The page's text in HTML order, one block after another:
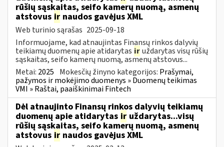
rūšių sąskaitas, seifo kamerų nuomą, asmenų
atstovus ir naudos gavėjus XML
Web turinio sąrašas 2025-09-18
Informuojame, kad atnaujintas Finansų rinkos dalyvių
teikiamų duomenų apie atidarytas iruždarytas visų rūšių
sąskaitas, seifo kamerų nuomą, asmenų atstovus...
Metai: 2025 Mokesčių žinyno kategorijos: Prašymai,
pažymos ir mokėjimo duomenys » Duomenų teikimas
VMI » Raštai, paaiškinimai Fintech
Dėl atnaujinto Finansų rinkos dalyvių teikiamų
duomenų apie atidarytas ir uždarytas...visų
rūšių sąskaitas, seifo kamerų nuomą, asmenų
atstovus ir naudos gavėjus XML